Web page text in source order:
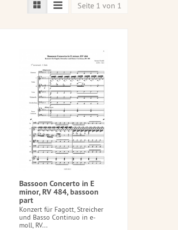
Seite 1 von 1
Bassoon Concerto in E
minor, RV 484, bassoon
part
Konzert für Fagott, Streicher
und Basso Continuo in e-
moll, RV...